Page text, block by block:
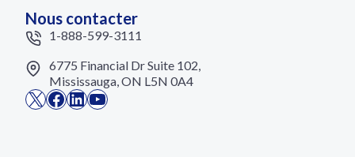
Nous contacter
1-888-599-3111
6775 Financial Dr Suite 102,
Mississauga, ON L5N 0A4
X Facebook
LinkedIn
YouTube